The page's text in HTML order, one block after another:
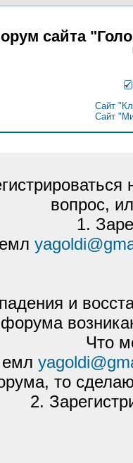
сайта
Сайт
Сайт
вопрос,
1.
и
форума
Что
емл
то
2.